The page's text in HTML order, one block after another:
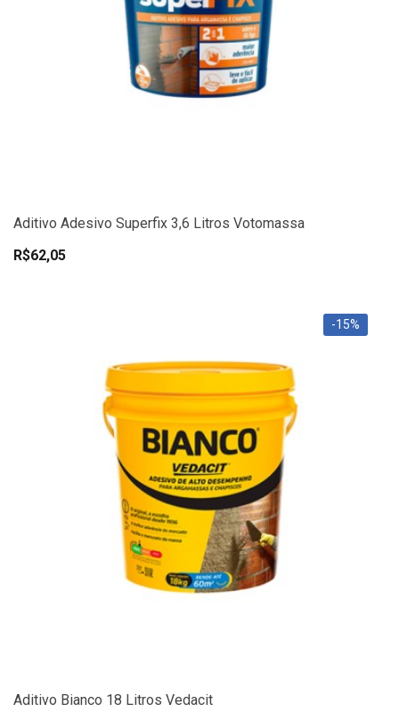
Aditivo Adesivo Superfix 3,6 Litros Votomassa
R$62,05
-15%
Aditivo Bianco 18 Litros Vedacit